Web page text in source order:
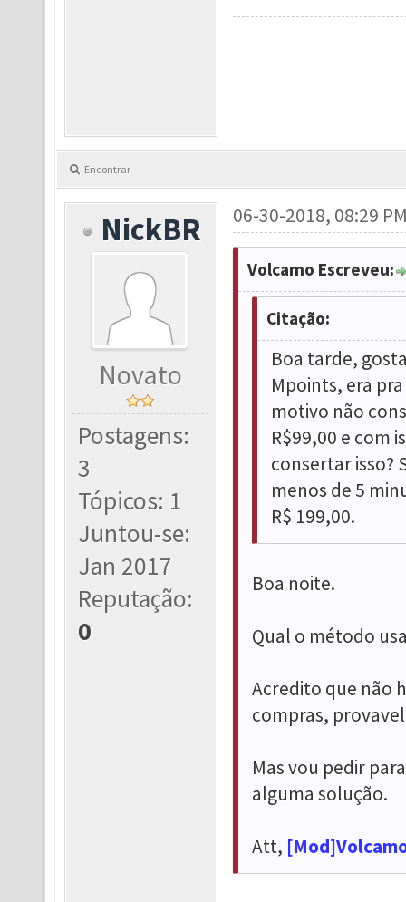
Encontrar
NickBR
Novato
Postagens:
3
Tópicos: 1
Juntou-se:
Jan 2017
Reputação:
0
06-30-2018, 08:29
Volcamo Escreveu:
Citação:
Boa tarde,
Mpoints, era
motivo não
R$99,00 e com
consertar isso?
menos de 5
R$ 199,00.
Boa noite.
Qual o método
Acredito que não
compras,
Mas vou pedir
alguma solução.
Att,